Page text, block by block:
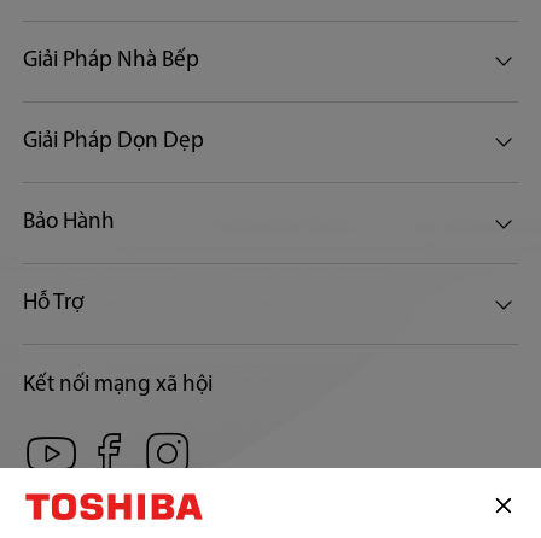
Giải Pháp Nhà Bếp
Giải Pháp Dọn Dẹp
Bảo Hành
Hỗ Trợ
Kết nối mạng xã hội
CÔNG TY TNHH SẢN PHẨM TIÊU DÙNG TOSHIBA VIỆT NAM